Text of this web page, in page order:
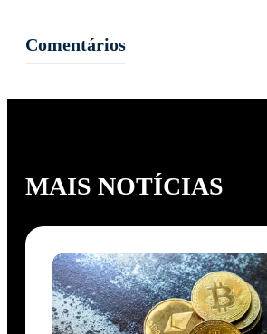
Comentários
MAIS NOTÍCIAS